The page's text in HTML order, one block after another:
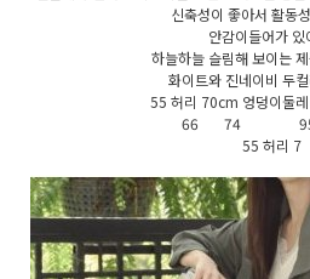
신축성이 좋아서 활동
안감이들어가 있
하늘하늘 슬림해 보이는
화이트와 진네이비 두
55 허리 70cm 엉덩이둘
66 74
55 허리 7